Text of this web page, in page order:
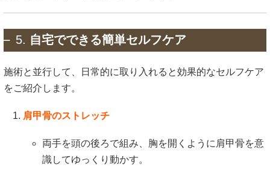
5. 自宅でできる簡単セルフケア
施術と並行して、日常的に取り入れると効果的なセルフケア
をご紹介します。
肩甲骨のストレッチ
両手を頭の後ろで組み、胸を開くように肩甲骨を意
識してゆっくり動かす。